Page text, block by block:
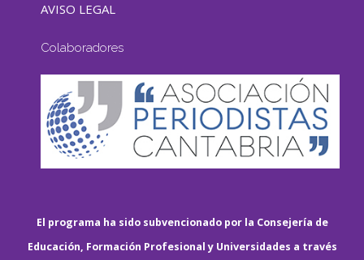
AVISO LEGAL
Colaboradores
El programa ha sido subvencionado por la Consejería de
Educación, Formación Profesional y Universidades a través